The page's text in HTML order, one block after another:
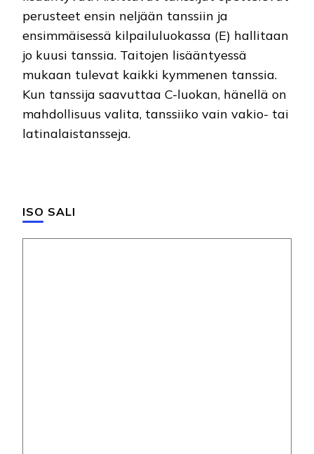
perusteet ensin neljään tanssiin ja
ensimmäisessä kilpailuluokassa (E) hallitaan
jo kuusi tanssia. Taitojen lisääntyessä
mukaan tulevat kaikki kymmenen tanssia.
Kun tanssija saavuttaa C-luokan, hänellä on
mahdollisuus valita, tanssiiko vain vakio- tai
latinalaistansseja.
ISO SALI